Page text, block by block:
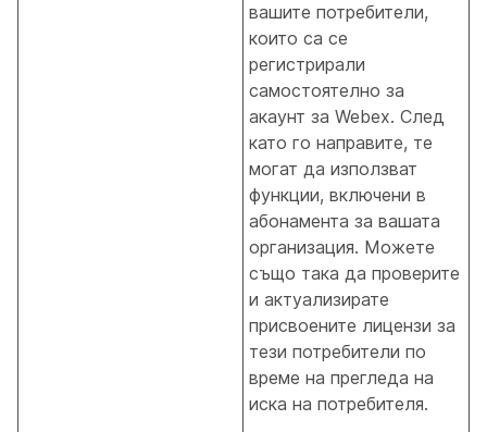
вашите потребители,
които са се
регистрирали
самостоятелно за
акаунт за Webex. След
като го направите, те
могат да използват
функции, включени в
абонамента за вашата
организация. Можете
също така да проверите
и актуализирате
присвоените лицензи за
тези потребители по
време на прегледа на
иска на потребителя.